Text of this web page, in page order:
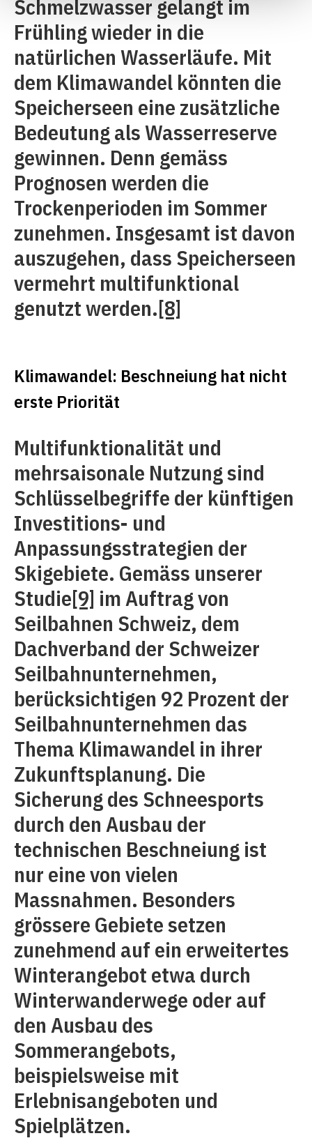
Schmelzwasser gelangt im
Frühling wieder in die
natürlichen Wasserläufe. Mit
dem Klimawandel könnten die
Speicherseen eine zusätzliche
Bedeutung als Wasserreserve
gewinnen. Denn gemäss
Prognosen werden die
Trockenperioden im Sommer
zunehmen. Insgesamt ist davon
auszugehen, dass Speicherseen
vermehrt multifunktional
genutzt werden.[8]
Klimawandel: Beschneiung hat nicht
erste Priorität
Multifunktionalität und
mehrsaisonale Nutzung sind
Schlüsselbegriffe der künftigen
Investitions- und
Anpassungsstrategien der
Skigebiete. Gemäss unserer
Studie[9] im Auftrag von
Seilbahnen Schweiz, dem
Dachverband der Schweizer
Seilbahnunternehmen,
berücksichtigen 92 Prozent der
Seilbahnunternehmen das
Thema Klimawandel in ihrer
Zukunftsplanung. Die
Sicherung des Schneesports
durch den Ausbau der
technischen Beschneiung ist
nur eine von vielen
Massnahmen. Besonders
grössere Gebiete setzen
zunehmend auf ein erweitertes
Winterangebot etwa durch
Winterwanderwege oder auf
den Ausbau des
Sommerangebots,
beispielsweise mit
Erlebnisangeboten und
Spielplätzen.